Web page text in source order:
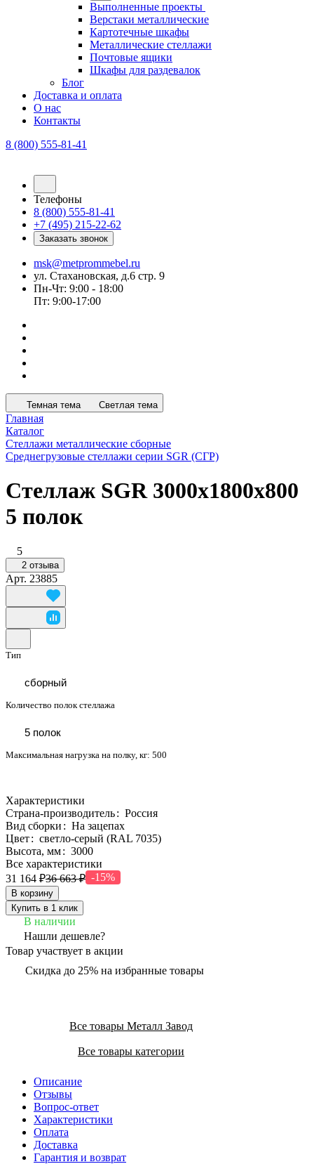
Выполненные проекты
Верстаки металлические
Картотечные шкафы
Металлические стеллажи
Почтовые ящики
Шкафы для раздевалок
Блог
Доставка и оплата
О нас
Контакты
8 (800) 555-81-41
Телефоны
8 (800) 555-81-41
+7 (495) 215-22-62
Заказать звонок
msk@metprommebel.ru
ул. Стахановская, д.6 стр. 9
Пн-Чт: 9:00 - 18:00
Пт: 9:00-17:00
Темная тема Светлая тема
Главная
Каталог
Стеллажи металлические сборные
Среднегрузовые стеллажи серии SGR (СГР)
Стеллаж SGR 3000х1800х800
5 полок
5
2 отзыва
Арт. 23885
Тип
сборный
Количество полок стеллажа
5 полок
Максимальная нагрузка на полку, кг: 500
Характеристики
Страна-производитель: Россия
Вид сборки : На зацепах
Цвет: светло-серый (RAL 7035)
Высота, мм: 3000
Все характеристики
31 164 ₽36 663 ₽ -15%
В корзину
Купить в 1 клик
В наличии
Нашли дешевле?
Товар участвует в акции
Скидка до 25% на избранные товары
Все товары Металл Завод
Все товары категории
Описание
Отзывы
Вопрос-ответ
Характеристики
Оплата
Доставка
Гарантия и возврат